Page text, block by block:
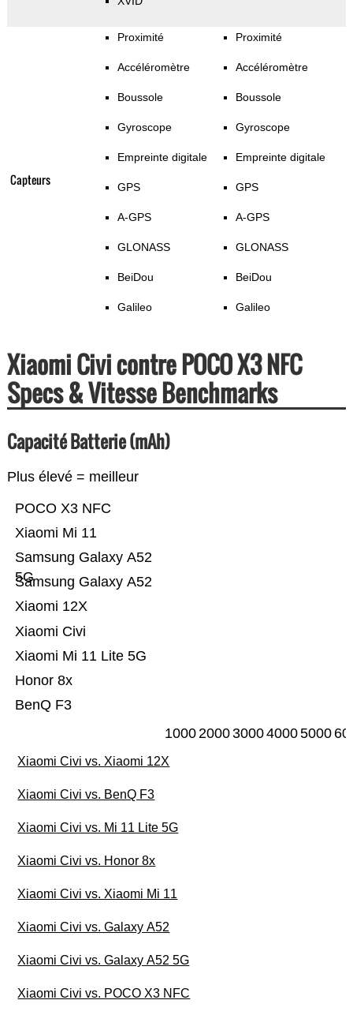
Capteurs
Proximité
Accéléromètre
Boussole
Gyroscope
Empreinte digitale
GPS
A-GPS
GLONASS
BeiDou
Galileo
Proximité
Accéléromètre
Boussole
Gyroscope
Empreinte digitale
GPS
A-GPS
GLONASS
BeiDou
Galileo
Xiaomi Civi contre POCO X3 NFC
Specs & Vitesse Benchmarks
Capacité Batterie (mAh)
Plus élevé = meilleur
BenQ F3
Honor 8x
Xiaomi Mi 11 Lite 5G
Xiaomi Civi
Xiaomi 12X
Samsung Galaxy A52
Samsung Galaxy A52
5G
Xiaomi Mi 11
POCO X3 NFC
10002000300040005000
Xiaomi Civi vs. Xiaomi 12X
Xiaomi Civi vs. BenQ F3
Xiaomi Civi vs. Mi 11 Lite 5G
Xiaomi Civi vs. Honor 8x
Xiaomi Civi vs. Xiaomi Mi 11
Xiaomi Civi vs. Galaxy A52
Xiaomi Civi vs. Galaxy A52 5G
Xiaomi Civi vs. POCO X3 NFC